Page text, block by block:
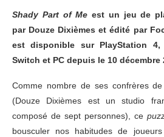
Shady Part of Me est un jeu de
par Douze Dixièmes et édité par
est disponible sur PlayStation 4,
Switch et PC depuis le 10 décembre
Comme nombre de ses confrères
(Douze Dixièmes est un studio
composé de sept personnes), ce
bousculer nos habitudes de